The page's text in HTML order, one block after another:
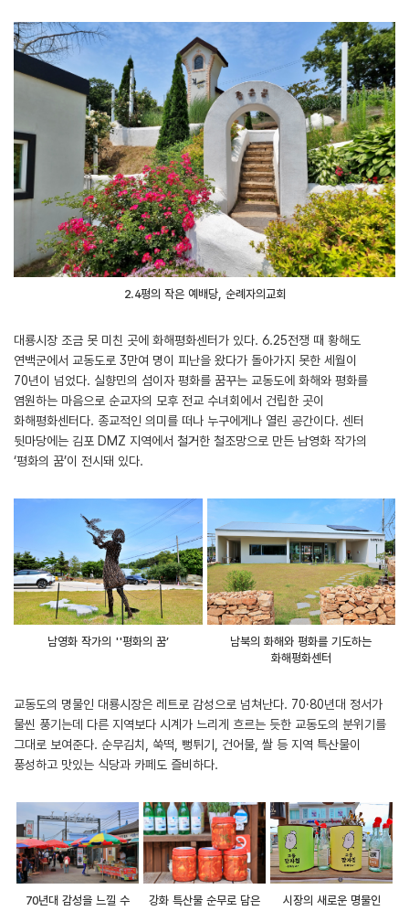
2.4평의 작은 예배당, 순례자의교회
대룡시장 조금 못 미친 곳에 화해평화센터가 있다. 6.25전쟁 때 황해도
연백군에서 교동도로 3만여 명이 피난을 왔다가 돌아가지 못한 세월이
70년이 넘었다. 실향민의 섬이자 평화를 꿈꾸는 교동도에 화해와 평화를
염원하는 마음으로 순교자의 모후 전교 수녀회에서 건립한 곳이
화해평화센터다. 종교적인 의미를 떠나 누구에게나 열린 공간이다. 센터
뒷마당에는 김포 DMZ 지역에서 철거한 철조망으로 만든 남영화 작가의
‘평화의 꿈’이 전시돼 있다.
남영화 작가의 ''평화의 꿈’
남북의 화해와 평화를 기도하는
화해평화센터
교동도의 명물인 대룡시장은 레트로 감성으로 넘쳐난다. 70·80년대 정서가
물씬 풍기는데 다른 지역보다 시계가 느리게 흐르는 듯한 교동도의 분위기를
그대로 보여준다. 순무김치, 쑥떡, 뻥튀기, 건어물, 쌀 등 지역 특산물이
풍성하고 맛있는 식당과 카페도 즐비하다.
70년대 감성을 느낄 수
강화 특산물 순무로 담은
시장의 새로운 명물인